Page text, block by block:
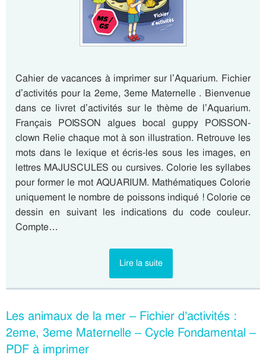
Cahier de vacances à imprimer sur l’Aquarium. Fichier
d’activités pour la 2eme, 3eme Maternelle . Bienvenue
dans ce livret d’activités sur le thème de l’Aquarium.
Français POISSON algues bocal guppy POISSON-
clown Relie chaque mot à son illustration. Retrouve les
mots dans le lexique et écris-les sous les images, en
lettres MAJUSCULES ou cursives. Colorie les syllabes
pour former le mot AQUARIUM. Mathématiques Colorie
uniquement le nombre de poissons indiqué ! Colorie ce
dessin en suivant les indications du code couleur.
Compte…
Lire la suite
Les animaux de la mer – Fichier d’activités :
2eme, 3eme Maternelle – Cycle Fondamental –
PDF à imprimer